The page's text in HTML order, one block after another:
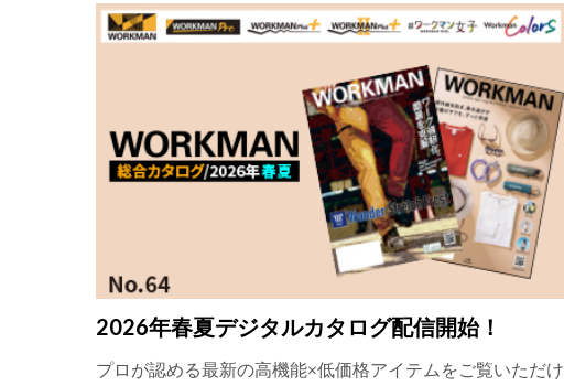
2026年春夏デジタルカタログ配信開始！
プロが認める最新の高機能×低価格アイテムをご覧いただけ